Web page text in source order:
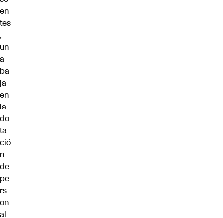
en
tes
,
un
a
ba
ja
en
la
do
ta
ció
n
de
pe
rs
on
al